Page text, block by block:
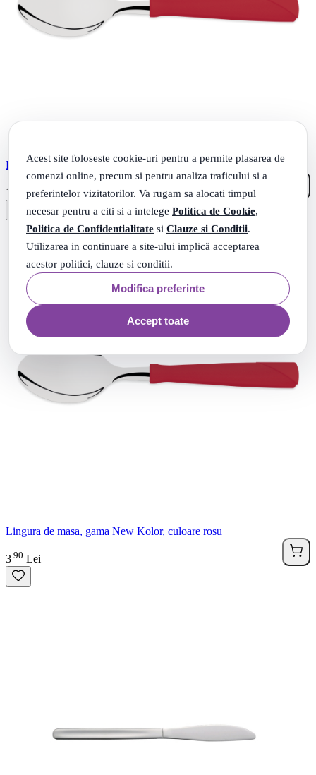
Acest site foloseste cookie-uri pentru a permite plasarea de
comenzi online, precum si pentru analiza traficului si a
preferintelor vizitatorilor. Va rugam sa alocati timpul
necesar pentru a citi si a intelege Politica de Cookie,
Politica de Confidentialitate si Clauze si Conditii.
Utilizarea in continuare a site-ului implică acceptarea
acestor politici, clauze si conditii.
Modifica preferinte
Accept toate
Lingurita de masa, gama New Kolor, culoare rosu
1 Lei
Lingura de masa, gama New Kolor, culoare rosu
3 90 Lei